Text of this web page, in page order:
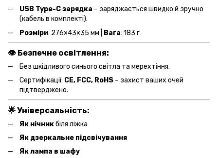
USB Type-C зарядка – заряджається швидко й зручно
(кабель в комплекті).
Розміри: 276×43×35 мм | Вага: 183 г
👁 Безпечне освітлення:
Без шкідливого синього світла та мерехтіння.
Сертифікації: CE, FCC, RoHS – захист ваших очей
підтверджено.
🌟 Універсальність:
Як нічникбіля ліжка
Як дзеркальне підсвічування
Як лампа в шафу